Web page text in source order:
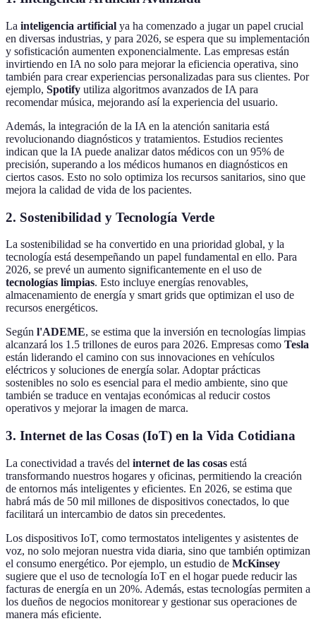
La inteligencia artificial ya ha comenzado a jugar un papel crucial
en diversas industrias, y para 2026, se espera que su implementación
y sofisticación aumenten exponencialmente. Las empresas están
invirtiendo en IA no solo para mejorar la eficiencia operativa, sino
también para crear experiencias personalizadas para sus clientes. Por
ejemplo, Spotify utiliza algoritmos avanzados de IA para
recomendar música, mejorando así la experiencia del usuario.
Además, la integración de la IA en la atención sanitaria está
revolucionando diagnósticos y tratamientos. Estudios recientes
indican que la IA puede analizar datos médicos con un 95% de
precisión, superando a los médicos humanos en diagnósticos en
ciertos casos. Esto no solo optimiza los recursos sanitarios, sino que
mejora la calidad de vida de los pacientes.
2. Sostenibilidad y Tecnología Verde
La sostenibilidad se ha convertido en una prioridad global, y la
tecnología está desempeñando un papel fundamental en ello. Para
2026, se prevé un aumento significantemente en el uso de
tecnologías limpias. Esto incluye energías renovables,
almacenamiento de energía y smart grids que optimizan el uso de
recursos energéticos.
Según l'ADEME, se estima que la inversión en tecnologías limpias
alcanzará los 1.5 trillones de euros para 2026. Empresas como Tesla
están liderando el camino con sus innovaciones en vehículos
eléctricos y soluciones de energía solar. Adoptar prácticas
sostenibles no solo es esencial para el medio ambiente, sino que
también se traduce en ventajas económicas al reducir costos
operativos y mejorar la imagen de marca.
3. Internet de las Cosas (IoT) en la Vida Cotidiana
La conectividad a través del internet de las cosas está
transformando nuestros hogares y oficinas, permitiendo la creación
de entornos más inteligentes y eficientes. En 2026, se estima que
habrá más de 50 mil millones de dispositivos conectados, lo que
facilitará un intercambio de datos sin precedentes.
Los dispositivos IoT, como termostatos inteligentes y asistentes de
voz, no solo mejoran nuestra vida diaria, sino que también optimizan
el consumo energético. Por ejemplo, un estudio de McKinsey
sugiere que el uso de tecnología IoT en el hogar puede reducir las
facturas de energía en un 20%. Además, estas tecnologías permiten a
los dueños de negocios monitorear y gestionar sus operaciones de
manera más eficiente.